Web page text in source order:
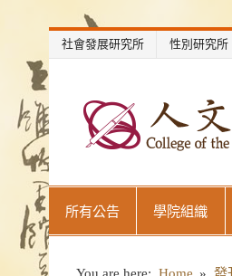
content
社會發展研究所 性別研究所
所有公告 學院組織